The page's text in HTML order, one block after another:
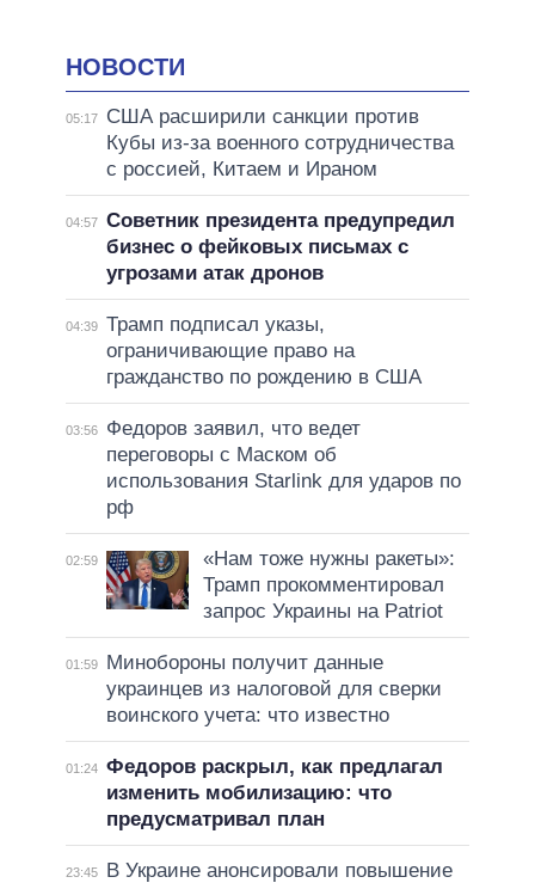
НОВОСТИ
05:17
США расширили санкции против
Кубы из-за военного сотрудничества
с россией, Китаем и Ираном
04:57 Советник президента предупредил
бизнес о фейковых письмах с
угрозами атак дронов
04:39 Трамп подписал указы,
ограничивающие право на
гражданство по рождению в США
03:56
Федоров заявил, что ведет
переговоры с Маском об
использования Starlink для ударов по
рф
02:59
«Нам тоже нужны ракеты»:
Трамп прокомментировал
запрос Украины на Patriot
01:59
Минобороны получит данные
украинцев из налоговой для сверки
воинского учета: что известно
01:24 Федоров раскрыл, как предлагал
изменить мобилизацию: что
предусматривал план
23:45
В Украине анонсировали повышение